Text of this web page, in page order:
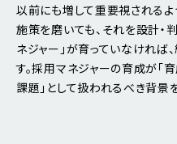
以前にも増して重要視されるよ
施策を磨いても、それを設計・
ネジャー」が育っていなければ
す。採用マネジャーの育成が「
課題」として扱われるべき背景